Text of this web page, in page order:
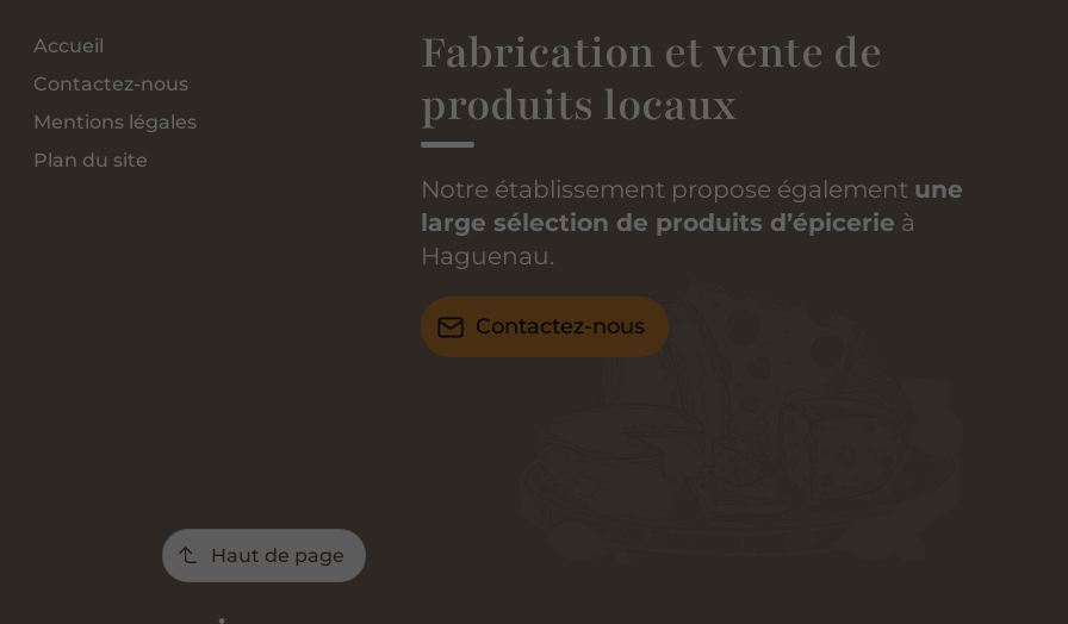
Accueil
Contactez-nous
Mentions légales
Plan du site
Fabrication et vente de
produits locaux
Notre établissement propose également une
large sélection de produits d’épicerie à
Haguenau.
Contactez-nous
Haut de page